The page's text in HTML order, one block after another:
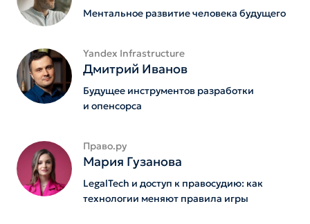
Ментальное развитие человека будущего
Yandex Infrastructure
Дмитрий Иванов
Будущее инструментов разработки
и опенсорса
Право.ру
Мария Гузанова
LegalTech и доступ к правосудию: как
технологии меняют правила игры